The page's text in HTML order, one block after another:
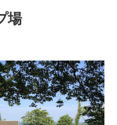
場